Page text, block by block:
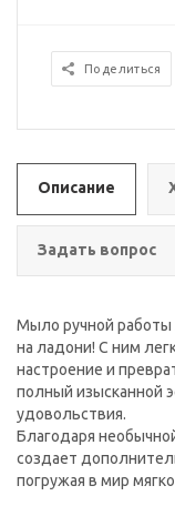
Поделиться
Описание
Задать вопрос
Мыло ручной работы
на ладони! С ним
настроение и
полный изысканной
удовольствия.
Благодаря
создает
погружая в мир